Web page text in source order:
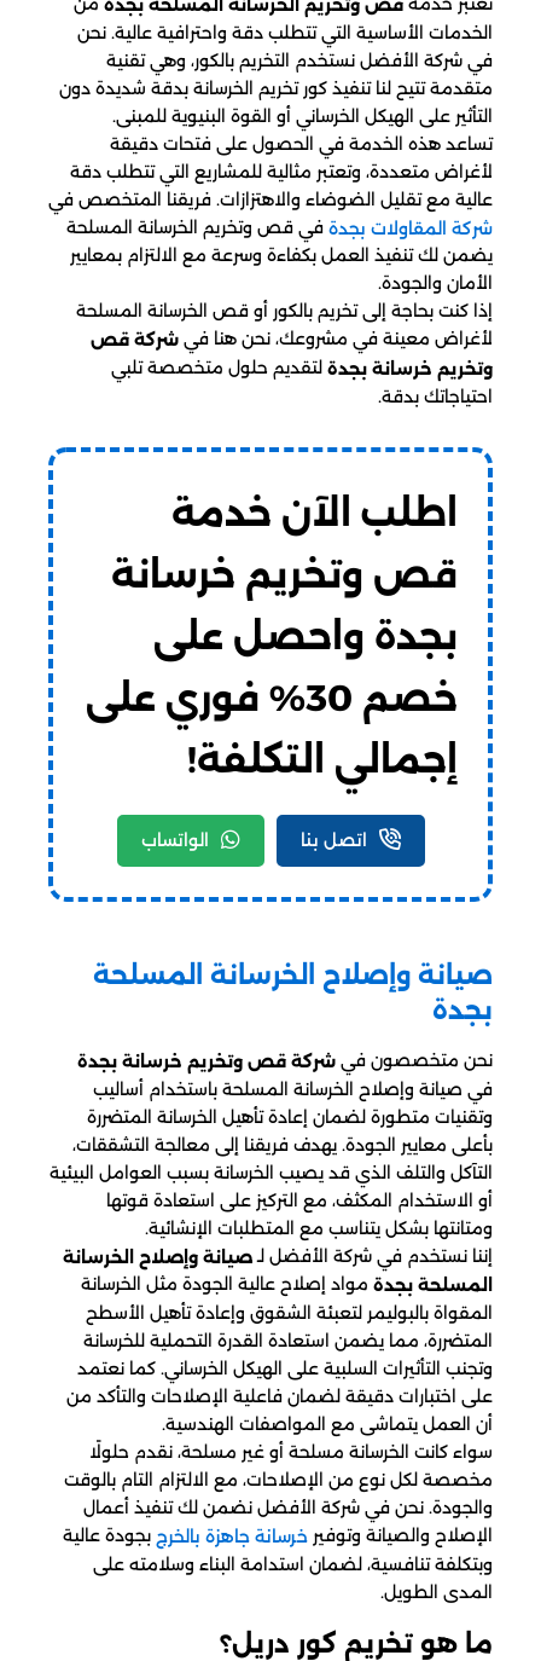
الخدمات الأساسية التي تتطلب دقة واحترافية عالية. نحن
في شركة الأفضل نستخدم التخريم بالكور، وهي تقنية
متقدمة تتيح لنا تنفيذ كور تخريم الخرسانة بدقة شديدة دون
التأثير على الهيكل الخرساني أو القوة البنيوية للمبنى.
تساعد هذه الخدمة في الحصول على فتحات دقيقة
لأغراض متعددة، وتعتبر مثالية للمشاريع التي تتطلب دقة
عالية مع تقليل الضوضاء والاهتزازات. فريقنا المتخصص في
شركة المقاولات بجدة في قص وتخريم الخرسانة المسلحة
يضمن لك تنفيذ العمل بكفاءة وسرعة مع الالتزام بمعايير
الأمان والجودة.
إذا كنت بحاجة إلى تخريم بالكور أو قص الخرسانة المسلحة
لأغراض معينة في مشروعك، نحن هنا في شركة قص
وتخريم خرسانة بجدة لتقديم حلول متخصصة تلبي
احتياجاتك بدقة.
اطلب الآن خدمة
قص وتخريم خرسانة
بجدة واحصل على
خصم 30% فوري على
إجمالي التكلفة!
اتصل بنا الواتساب
صيانة وإصلاح الخرسانة المسلحة
بجدة
نحن متخصصون في شركة قص وتخريم خرسانة بجدة
في صيانة وإصلاح الخرسانة المسلحة باستخدام أساليب
وتقنيات متطورة لضمان إعادة تأهيل الخرسانة المتضررة
بأعلى معايير الجودة. يهدف فريقنا إلى معالجة التشققات،
التآكل والتلف الذي قد يصيب الخرسانة بسبب العوامل البيئية
أو الاستخدام المكثف، مع التركيز على استعادة قوتها
ومتانتها بشكل يتناسب مع المتطلبات الإنشائية.
إننا نستخدم في شركة الأفضل لـصيانة وإصلاح الخرسانة
المسلحة بجدة مواد إصلاح عالية الجودة مثل الخرسانة
المقواة بالبوليمر لتعبئة الشقوق وإعادة تأهيل الأسطح
المتضررة، مما يضمن استعادة القدرة التحملية للخرسانة
وتجنب التأثيرات السلبية على الهيكل الخرساني. كما نعتمد
على اختبارات دقيقة لضمان فاعلية الإصلاحات والتأكد من
أن العمل يتماشى مع المواصفات الهندسية.
سواء كانت الخرسانة مسلحة أو غير مسلحة، نقدم حلولًا
مخصصة لكل نوع من الإصلاحات، مع الالتزام التام بالوقت
والجودة. نحن في شركة الأفضل نضمن لك تنفيذ أعمال
الإصلاح والصيانة وتوفير خرسانة جاهزة بالخرج بجودة عالية
وبتكلفة تنافسية، لضمان استدامة البناء وسلامته على
المدى الطويل.
ما هو تخريم كور دريل؟